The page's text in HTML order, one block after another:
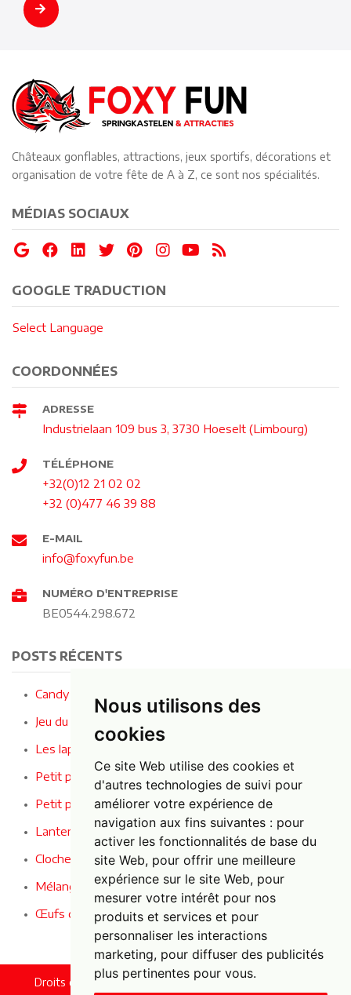
Nous utilisons des
cookies
Ce site Web utilise des cookies et
d'autres technologies de suivi pour
améliorer votre expérience de
navigation aux fins suivantes : pour
activer les fonctionnalités de base du
site Web, pour offrir une meilleure
expérience sur le site Web, pour
mesurer votre intérêt pour nos
produits et services et pour
personnaliser les interactions
marketing, pour diffuser des publicités
plus pertinentes pour vous.
Châteaux gonflables, attractions, jeux sportifs, décorations et
organisation de votre fête de A à Z, ce sont nos spécialités.
MÉDIAS SOCIAUX
GOOGLE TRADUCTION
Select Language
COORDONNÉES
ADRESSE
Industrielaan 109 bus 3, 3730 Hoeselt (Limbourg)
TÉLÉPHONE
+32(0)12 21 02 02
+32 (0)477 46 39 88
E-MAIL
info@foxyfun.be
NUMÉRO D'ENTREPRISE
BE0544.298.672
POSTS RÉCENTS
Candy Crusher - Le jeu le plus sucré de la fête !
Jeu du fil buzzer : le jeu de concentration ultime !
Les lapins entendent, voient et se taisent
Petit panier en osier avec des baies
Petit panier en osier avec des fleurs
Lanternes en bambou pleines d'ambiance
Cloche de vélo décorative
Mélange d'œufs de Pâques décoratifs
Œufs de Pâques décoratifs
Droits d'auteur © 2022 Foxy Fun. Tous droits réservés.